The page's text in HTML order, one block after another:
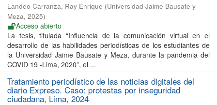
Landeo Carranza, Ray Enrique (Universidad Jaime Bausate y
Meza, 2025)
Acceso abierto
La tesis, titulada “Influencia de la comunicación virtual en el
desarrollo de las habilidades periodísticas de los estudiantes de
la Universidad Jaime Bausate y Meza, durante la pandemia del
COVID 19 -Lima, 2020”, el ...
Tratamiento periodístico de las noticias digitales del
diario Expreso. Caso: protestas por inseguridad
ciudadana, Lima, 2024